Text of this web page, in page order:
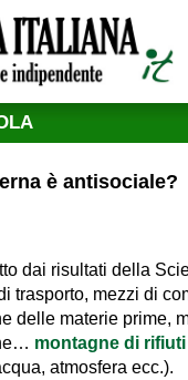
è antisociale?
dai risultati della
trasporto, mezzi di
delle materie prime,
montagne di
atmosfera ecc.).